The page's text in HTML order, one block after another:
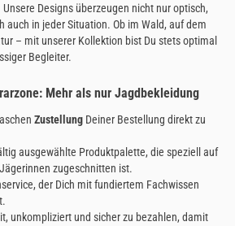
Designs überzeugen nicht nur optisch,
auch in jeder Situation. Ob im Wald, auf dem
– mit unserer Kollektion bist Du stets optimal
Begleiter.
Mehr als nur Jagdbekleidung
ZustellungDeiner Bestellung direkt zu
ausgewählte Produktpalette, die speziell auf
zugeschnitten ist.
der Dich mit fundiertem Fachwissen
unkompliziert und sicher zu bezahlen, damit